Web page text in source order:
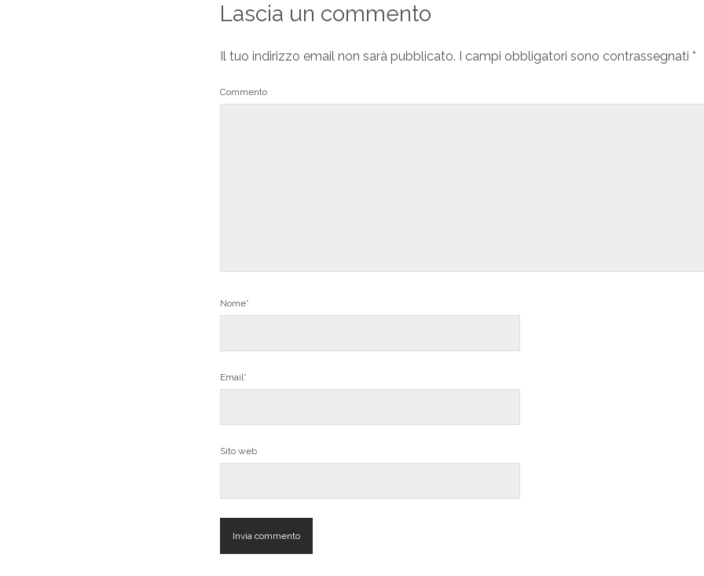
Lascia un commento
Il tuo indirizzo email non sarà pubblicato. I campi obbligatori sono contrassegnati *
Commento
Nome*
Email*
Sito web